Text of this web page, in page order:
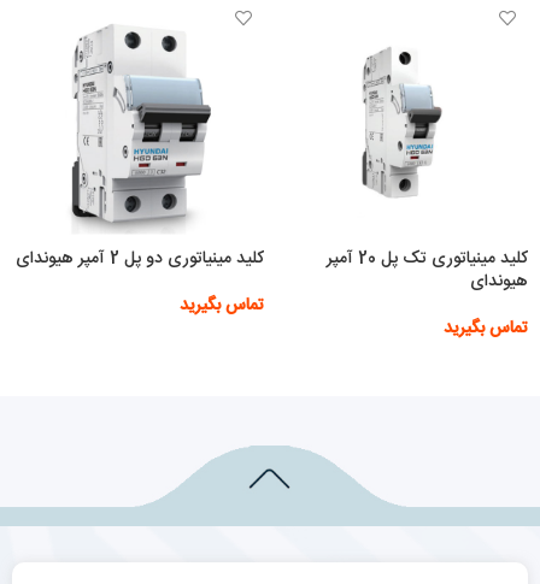
کلید مینیاتوری تک پل 20 آمپر
هیوندای
تماس بگیرید
کلید مینیاتوری دو پل 2 آمپر هیوندای
تماس بگیرید